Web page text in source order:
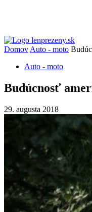
Domov Auto - moto
Auto - moto
Budúcnosť
29. augusta 2018